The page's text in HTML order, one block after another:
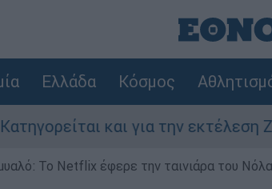
Ελλάδα Κόσμος
για την εκτέλεση Ζαμπούνη
Το Netflix έφερε την ταινιάρα του